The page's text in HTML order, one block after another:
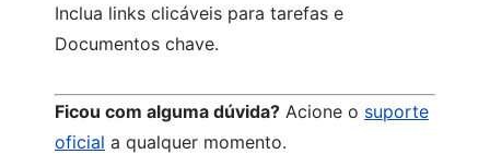
Inclua links clicáveis para tarefas e
Documentos chave.
Ficou com alguma dúvida? Acione o suporte
oficial a qualquer momento.